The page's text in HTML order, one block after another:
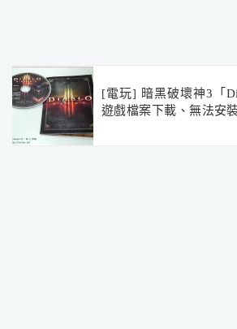
[電玩] 暗黑破壞神3「
遊戲檔案下載、無法安